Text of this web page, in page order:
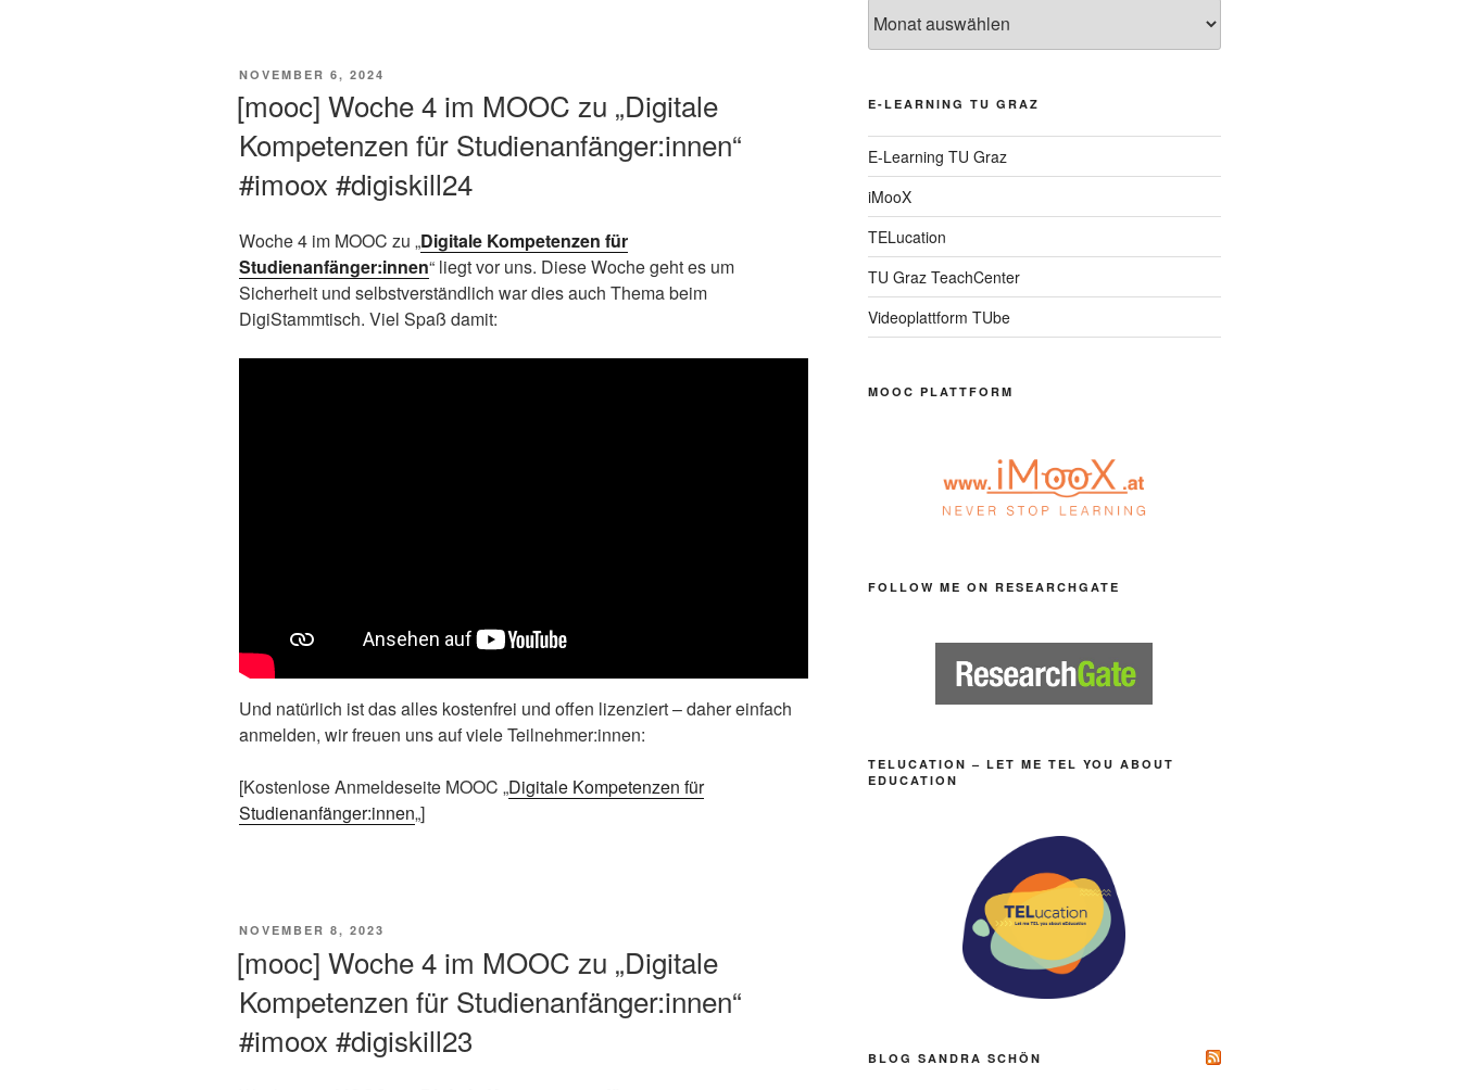
VERÖFFENTLICHT
NOVEMBER 6, 2024
[mooc] Woche 4 im MOOC zu „Digitale
Kompetenzen für Studienanfänger:innen“
#imoox #digiskill24
Woche 4 im MOOC zu „Digitale Kompetenzen für
Studienanfänger:innen“ liegt vor uns. Diese Woche geht es um
Sicherheit und selbstverständlich war dies auch Thema beim
DigiStammtisch. Viel Spaß damit:
Und natürlich ist das alles kostenfrei und offen lizenziert – daher einfach
anmelden, wir freuen uns auf viele Teilnehmer:innen:
[Kostenlose Anmeldeseite MOOC „Digitale Kompetenzen für
Studienanfänger:innen„]
VERÖFFENTLICHT
NOVEMBER 8, 2023
[mooc] Woche 4 im MOOC zu „Digitale
Kompetenzen für Studienanfänger:innen“
#imoox #digiskill23
E-LEARNING TU GRAZ
E-Learning TU Graz
iMooX
TELucation
TU Graz TeachCenter
Videoplattform TUbe
MOOC PLATTFORM
FOLLOW ME ON RESEARCHGATE
TELUCATION – LET ME TEL YOU ABOUT
EDUCATION
BLOG SANDRA SCHÖN